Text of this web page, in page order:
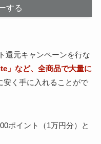
する
還元キャンペーンを行な
」など、全商品で大量に
安く手に入れることがで
ポイント（1万円分）と